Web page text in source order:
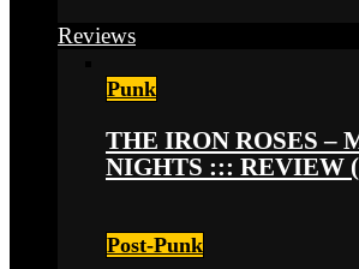
Reviews
Punk
THE IRON ROSES –
NIGHTS ::: REVIEW
Post-Punk